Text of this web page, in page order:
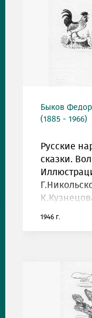
Быков
(1885 - 1966)
Русские
сказки.
1946 г.